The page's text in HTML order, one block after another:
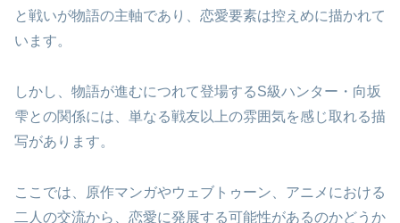
と戦いが物語の主軸であり、恋愛要素は控えめに描かれて
います。
しかし、物語が進むにつれて登場するS級ハンター・向坂
雫との関係には、単なる戦友以上の雰囲気を感じ取れる描
写があります。
ここでは、原作マンガやウェブトゥーン、アニメにおける
二人の交流から、恋愛に発展する可能性があるのかどうか